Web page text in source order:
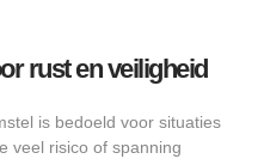
rust en veiligheid
is bedoeld voor situaties
veel risico of spanning